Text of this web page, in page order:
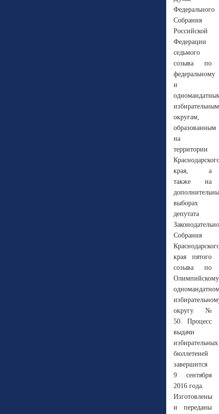
Федерального
Собрания
Российской
Федерации
седьмого
созыва по
федеральному
и
избирательным
округам,
образованным
на
территории
края, а
также на
выборах
депутата
Собрания
края пятого
созыва по
Олимпийскому
округу №
50. Процесс
выдачи
избирательных
бюллетеней
завершится
9 сентября
2016 года.
Изготовлены
и переданы